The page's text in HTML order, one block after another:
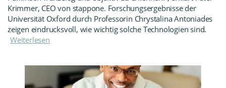
Krimmer, CEO von stappone. Forschungsergebnisse der
Universität Oxford durch Professorin Chrystalina Antoniades
zeigen eindrucksvoll, wie wichtig solche Technologien sind.
Weiterlesen